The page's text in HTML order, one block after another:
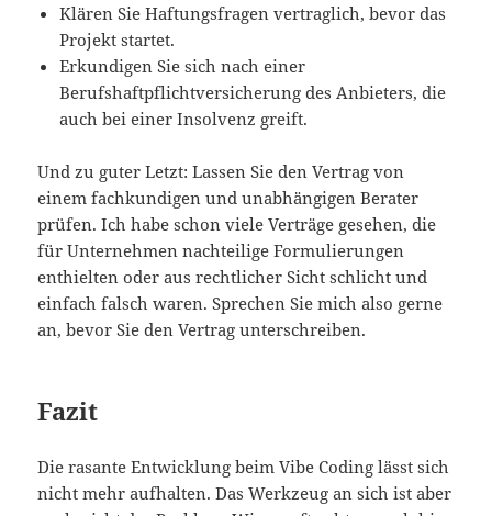
Klären Sie Haftungsfragen vertraglich, bevor das
Projekt startet.
Erkundigen Sie sich nach einer
Berufshaftpflichtversicherung des Anbieters, die
auch bei einer Insolvenz greift.
Und zu guter Letzt: Lassen Sie den Vertrag von
einem fachkundigen und unabhängigen Berater
prüfen. Ich habe schon viele Verträge gesehen, die
für Unternehmen nachteilige Formulierungen
enthielten oder aus rechtlicher Sicht schlicht und
einfach falsch waren. Sprechen Sie mich also gerne
an, bevor Sie den Vertrag unterschreiben.
Fazit
Die rasante Entwicklung beim Vibe Coding lässt sich
nicht mehr aufhalten. Das Werkzeug an sich ist aber